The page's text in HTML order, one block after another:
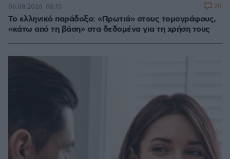
Το ελληνικό παράδοξο: «Πρωτιά» στους τομογράφους,
«κάτω από τη βάση» στα δεδομένα για τη χρήση τους
06.08.2026, 08:15 20